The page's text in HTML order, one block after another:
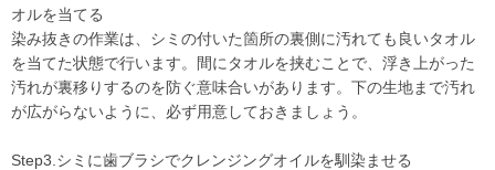
オルを当てる
染み抜きの作業は、シミの付いた箇所の裏側に汚れても良いタオル
を当てた状態で行います。間にタオルを挟むことで、浮き上がった
汚れが裏移りするのを防ぐ意味合いがあります。下の生地まで汚れ
が広がらないように、必ず用意しておきましょう。
Step3.シミに歯ブラシでクレンジングオイルを馴染ませる